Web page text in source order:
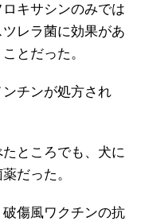
キサシンのみでは
レラ菌に効果があ
とだった。
チンが処方され
ところでも、犬に
だった。
傷風ワクチンの抗